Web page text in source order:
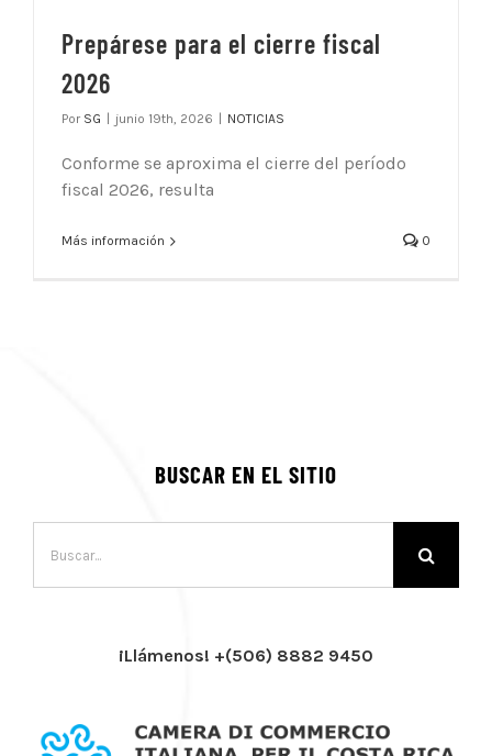
Prepárese para el cierre fiscal
2026
Por SG junio 19th, 2026 NOTICIAS
Conforme se aproxima el cierre del período
fiscal 2026, resulta
Más información 0
BUSCAR EN EL SITIO
¡Llámenos! +(506) 8882 9450